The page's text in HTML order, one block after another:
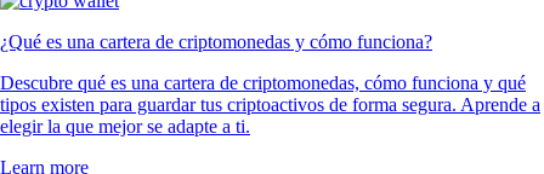
¿Qué es una cartera de criptomonedas y cómo funciona?
Descubre qué es una cartera de criptomonedas, cómo funciona y qué
tipos existen para guardar tus criptoactivos de forma segura. Aprende a
elegir la que mejor se adapte a ti.
Learn more